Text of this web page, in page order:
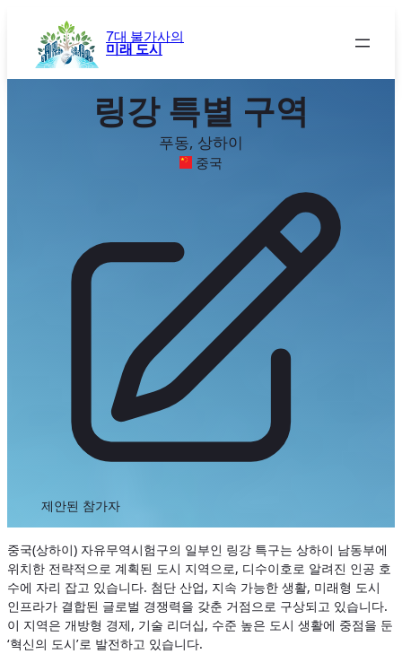
7대 불가사의
미래 도시
링강 특별 구역
푸동, 상하이
중국
제안된 참가자
중국(상하이) 자유무역시험구의 일부인 링강 특구는 상하이 남동부에
위치한 전략적으로 계획된 도시 지역으로, 디수이호로 알려진 인공 호
수에 자리 잡고 있습니다. 첨단 산업, 지속 가능한 생활, 미래형 도시
인프라가 결합된 글로벌 경쟁력을 갖춘 거점으로 구상되고 있습니다.
이 지역은 개방형 경제, 기술 리더십, 수준 높은 도시 생활에 중점을 둔
‘혁신의 도시’로 발전하고 있습니다.